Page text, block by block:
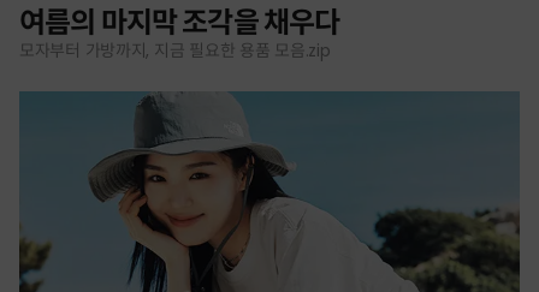
여름의 마지막 조각을 채우다
모자부터 가방까지, 지금 필요한 용품 모음.zip